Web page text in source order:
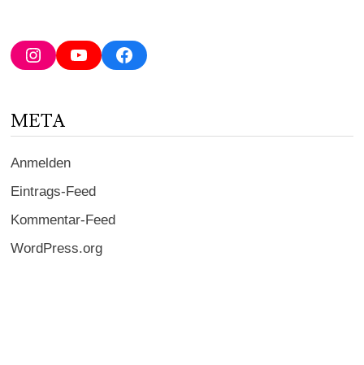
Adresse
ein ...
InstagramYouTubeFacebook
META
Anmelden
Eintrags-Feed
Kommentar-Feed
WordPress.org